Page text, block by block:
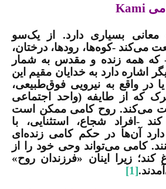
Kami
معانی بسیاری دارد. از یک‌سو
می‌کند -کوه‌ها، رودها، درختان،
که همه زنده و مقدس به شمار
اشاره دارد به خدایان مقیم این
در واقع به نیرویی فوق‌طبیعی،
که از طایفه (واحد اجتماعی
می‌کند. روح کامی ممکن است
-افراد شجاع، استثنایی، با
دارد آن‌ها در حکم کامی زنده‌ای
کامی می‌تواند وحی خود را از
زیرا اینان «فرزندان روح»
[1]